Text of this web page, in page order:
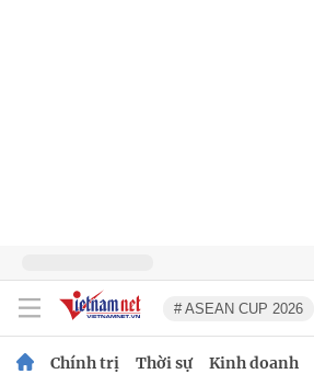
# ASEAN CUP 2026
Chính trị Thời sự Kinh doanh